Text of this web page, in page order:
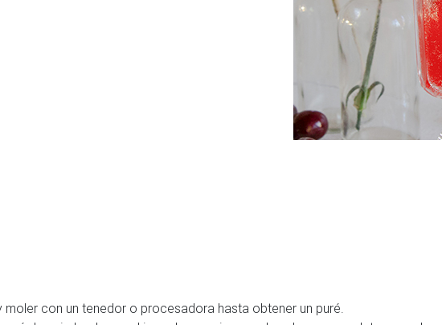
moler con un tenedor o procesadora hasta obtener un puré.